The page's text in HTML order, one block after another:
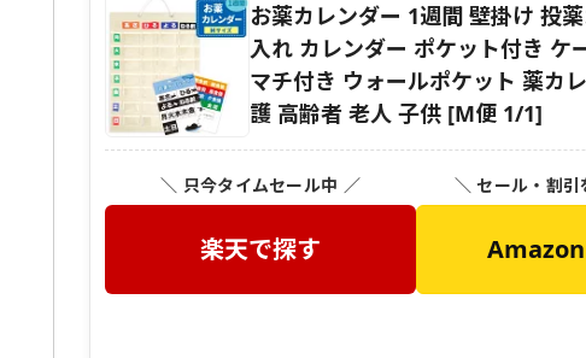
お薬カレンダー 1週間 壁掛け 投
入れ カレンダー ポケット付き
マチ付き ウォールポケット 薬カ
護 高齢者 老人 子供 [M便 1/1]
＼ 只今タイムセール中 ／
楽天で探す
＼ セール・割